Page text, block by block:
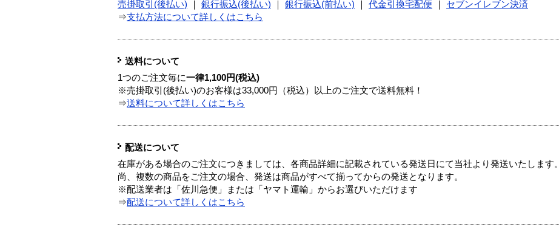
売掛取引(後払い) 銀行振込(後払い) 銀行振込(前払い) 代金引換宅配便
セブンイレブン決済
⇒支払方法について詳しくはこちら
送料について
1つのご注文毎に一律1,100円(税込)
※売掛取引(後払い)のお客様は33,000円（税込）以上のご注文で送料無料！
⇒送料について詳しくはこちら
配送について
在庫がある場合のご注文につきましては、各商品詳細に記載されている発送日にて当社より発送いたします。
尚、複数の商品をご注文の場合、発送は商品がすべて揃ってからの発送となります。
※配送業者は「佐川急便」または「ヤマト運輸」からお選びいただけます
⇒配送について詳しくはこちら